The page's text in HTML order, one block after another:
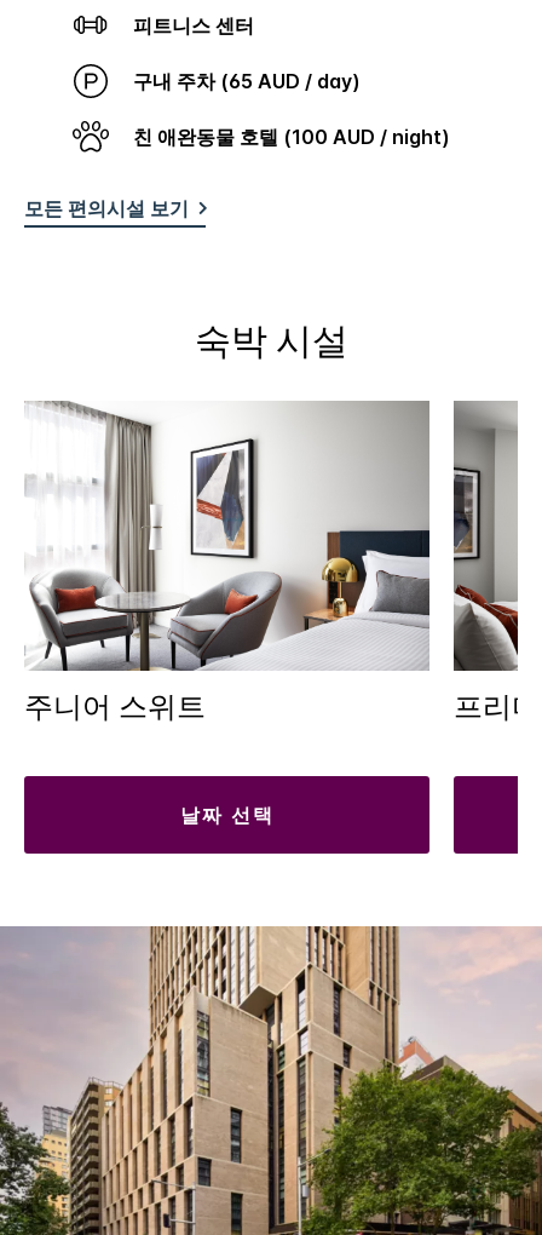
피트니스 센터
구내 주차 (65 AUD / day)
친 애완동물 호텔 (100 AUD / night)
모든 편의시설 보기
숙박 시설
주니어 스위트
날짜 선택
프리미